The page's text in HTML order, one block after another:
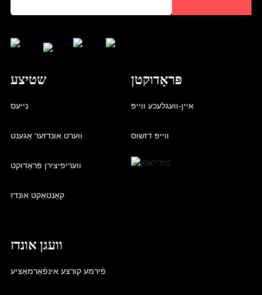
שטיצע
נייעס
ווערט אונדזער אַגענט
וועריפיצירן פּראָדוקט
קאָנטאַקט אונדז
פּראָדוקטן
איין-וועגלעכע ווייפּ
ווייפּ דזשוס
וועגן אונדז
פֿירמע קורצע אינפֿאָרמאַציע